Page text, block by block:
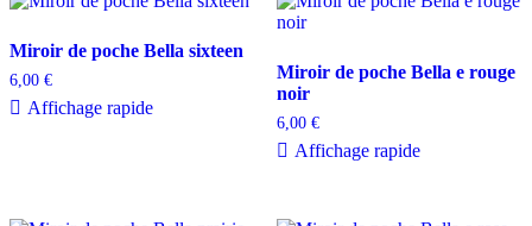
Miroir de poche Bella sixteen
6,00 €
Affichage rapide
Miroir de poche Bella e rouge
noir
6,00 €
Affichage rapide